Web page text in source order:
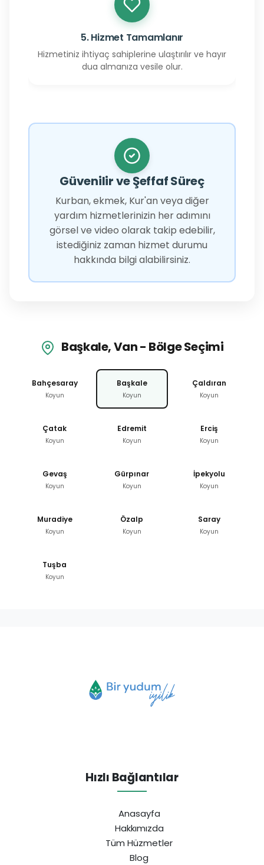
5. Hizmet Tamamlanır
Hizmetiniz ihtiyaç sahiplerine ulaştırılır ve hayır
dua almanıza vesile olur.
Güvenilir ve Şeffaf Süreç
Kurban, ekmek, Kur'an veya diğer
yardım hizmetlerinizin her adımını
görsel ve video olarak takip edebilir,
istediğiniz zaman hizmet durumu
hakkında bilgi alabilirsiniz.
Başkale, Van - Bölge Seçimi
Bahçesaray
Koyun
Başkale
Koyun
Çaldıran
Koyun
Çatak
Koyun
Edremit
Koyun
Erciş
Koyun
Gevaş
Koyun
Gürpınar
Koyun
İpekyolu
Koyun
Muradiye
Koyun
Özalp
Koyun
Saray
Koyun
Tuşba
Koyun
Hızlı Bağlantılar
Anasayfa
Hakkımızda
Tüm Hüzmetler
Blog